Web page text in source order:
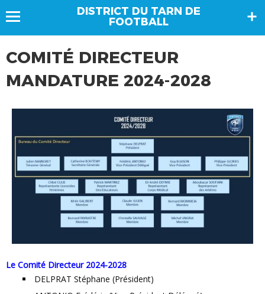
DISTRICT DU TARN DE
FOOTBALL
COMITÉ DIRECTEUR
MANDATURE 2024-2028
Le Comité Directeur 2024-2028
DELPRAT Stéphane (Président)